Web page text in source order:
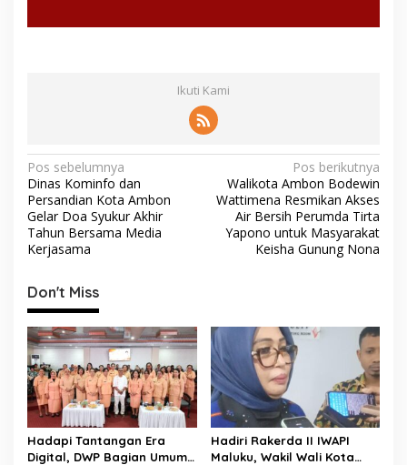
Ikuti Kami
N
a
v
i
a
s
i
p
o
s
Pos sebelumnya
Dinas Kominfo dan
Persandian Kota Ambon
Gelar Doa Syukur Akhir
Tahun Bersama Media
Kerjasama
Pos berikutnya
Walikota Ambon Bodewin
Wattimena Resmikan Akses
Air Bersih Perumda Tirta
Yapono untuk Masyarakat
Keisha Gunung Nona
Don't Miss
Hadapi Tantangan Era
Digital, DWP Bagian Umum
Hadiri Rakerda II IWAPI
Maluku, Wakil Wali Kota